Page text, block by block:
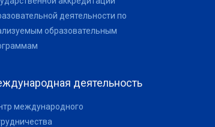
деятельности по
образовательным
деятельность
международного